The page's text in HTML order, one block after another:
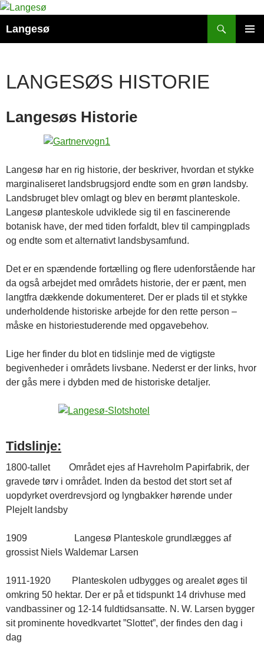
Hop
indhold
Langesø
LANGESØS HISTORIE
Langesøs Historie
Langesø har en rig historie, der beskriver, hvordan et stykke
marginaliseret landsbrugsjord endte som en grøn landsby.
Landsbruget blev omlagt og blev en berømt planteskole.
Langesø planteskole udviklede sig til en fascinerende
botanisk have, der med tiden forfaldt, blev til campingplads
og endte som et alternativt landsbysamfund.
Det er en spændende fortælling og flere udenforstående har
da også arbejdet med områdets historie, der er pænt, men
langtfra dækkende dokumenteret. Der er plads til et stykke
underholdende historiske arbejde for den rette person –
måske en historiestuderende med opgavebehov.
Lige her finder du blot en tidslinje med de vigtigste
begivenheder i områdets livsbane. Nederst er der links, hvor
der gås mere i dybden med de historiske detaljer.
Tidslinje:
1800-tallet Området ejes af Havreholm Papirfabrik, der
gravede tørv i området. Inden da bestod det stort set af
uopdyrket overdrevsjord og lyngbakker hørende under
Plejelt landsby
1909 Langesø Planteskole grundlægges af
grossist Niels Waldemar Larsen
1911-1920 Planteskolen udbygges og arealet øges til
omkring 50 hektar. Der er på et tidspunkt 14 drivhuse med
vandbassiner og 12-14 fuldtidsansatte. N. W. Larsen bygger
sit prominente hovedkvartet ”Slottet”, der findes den dag i
dag